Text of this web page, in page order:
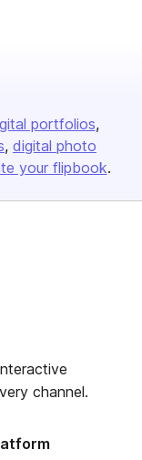
portfolios
digital photo
your flipbook.
channel.